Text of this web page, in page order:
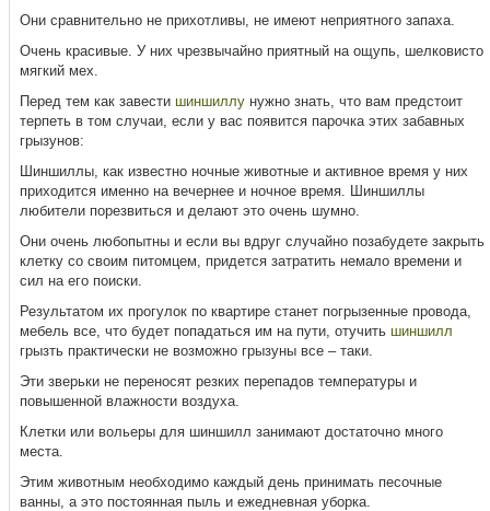
Они сравнительно не прихотливы, не имеют неприятного запаха.
Очень красивые. У них чрезвычайно приятный на ощупь, шелковисто
мягкий мех.
Перед тем как завести шиншиллу нужно знать, что вам предстоит
терпеть в том случаи, если у вас появится парочка этих забавных
грызунов:
Шиншиллы, как известно ночные животные и активное время у них
приходится именно на вечернее и ночное время. Шиншиллы
любители порезвиться и делают это очень шумно.
Они очень любопытны и если вы вдруг случайно позабудете закрыть
клетку со своим питомцем, придется затратить немало времени и
сил на его поиски.
Результатом их прогулок по квартире станет погрызенные провода,
мебель все, что будет попадаться им на пути, отучить шиншилл
грызть практически не возможно грызуны все – таки.
Эти зверьки не переносят резких перепадов температуры и
повышенной влажности воздуха.
Клетки или вольеры для шиншилл занимают достаточно много
места.
Этим животным необходимо каждый день принимать песочные
ванны, а это постоянная пыль и ежедневная уборка.